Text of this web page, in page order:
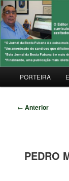
Pular
para
o
conteúdo
principalJORNAL
Uma Gazeta
principal
PORTEIRA
Navegação
← Anterior
PEDRO